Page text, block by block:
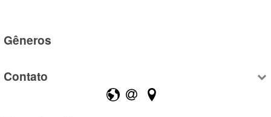
Gêneros
Contato